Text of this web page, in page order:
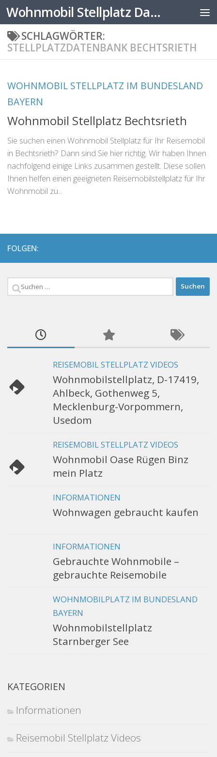
Zum Inhalt springen Wohnmobil Stellplatz Datenbank
SCHLAGWÖRTER:
STELLPLATZDATENBANK BECHTSRIETH
WOHNMOBIL STELLPLATZ IM BUNDESLAND
BAYERN
Wohnmobil Stellplatz Bechtsrieth
Sie suchen einen Wohnmobil Stellplatz für Ihr Reisemobil
in Bechtsrieth? Dann sind Sie hier richtig. Wir haben Ihnen
nachfolgend einige Links zusammen gestellt. Diese sollen
Ihnen helfen einen geeigneten Reisemobilstellplatz für Ihr
Wohnmobil zu...
FOLGEN:
Suchen
REISEMOBIL STELLPLATZ VIDEOS
Wohnmobilstellplatz, D-17419,
Ahlbeck, Gothenweg 5,
Mecklenburg-Vorpommern,
Usedom
REISEMOBIL STELLPLATZ VIDEOS
Wohnmobil Oase Rügen Binz
mein Platz
INFORMATIONEN
Wohnwagen gebraucht kaufen
INFORMATIONEN
Gebrauchte Wohnmobile –
gebrauchte Reisemobile
WOHNMOBILPLATZ IM BUNDESLAND
BAYERN
Wohnmobilstellplatz
Starnberger See
KATEGORIEN
Informationen
Reisemobil Stellplatz Videos